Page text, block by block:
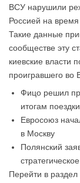
ВСУ нарушили
Россией на
Такие данные
сообществе эту
киевские власти
проигравшего во
Фицо решил
итогам
Евросоюз
в Москву
Полянский
Перейти в раздел